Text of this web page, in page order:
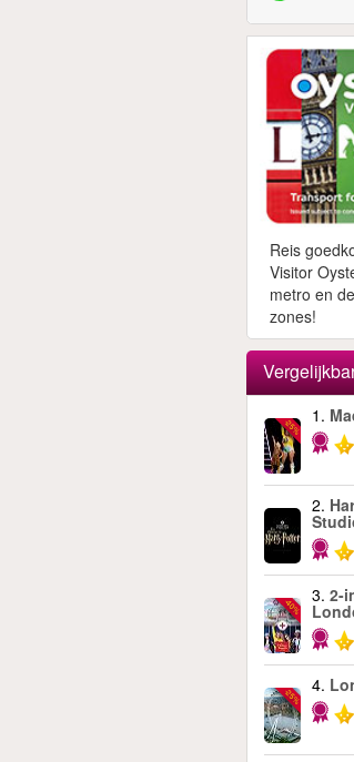
Reis
Visitor
metro en
zones!
-25%
1.
2.
-40%
3. 2-
-25%
4.